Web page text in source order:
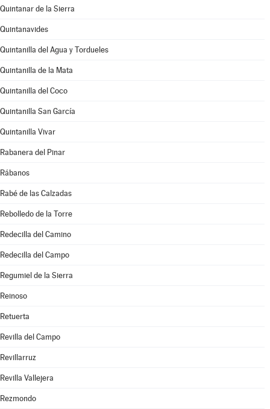
Quintanar de la Sierra
Quintanavides
Quintanilla del Agua y Tordueles
Quintanilla de la Mata
Quintanilla del Coco
Quintanilla San García
Quintanilla Vivar
Rabanera del Pinar
Rábanos
Rabé de las Calzadas
Rebolledo de la Torre
Redecilla del Camino
Redecilla del Campo
Regumiel de la Sierra
Reinoso
Retuerta
Revilla del Campo
Revillarruz
Revilla Vallejera
Rezmondo